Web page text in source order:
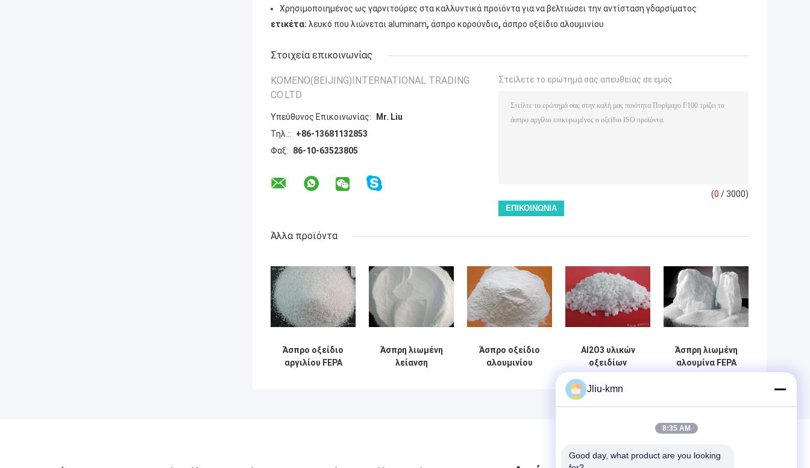
Χρησιμοποιημένος ως γαρνιτούρες στα καλλυντικά προϊόντα για να βελτιώσει την αντίσταση γδαρσίματος
ετικέτα: λευκό που λιώνεται aluminam, άσπρο κορούνδιο, άσπρο οξείδιο αλουμινίου
Στοιχεία επικοινωνίας
KOMENO(BEIJING)INTERNATIONAL TRADING
CO.LTD
Υπεύθυνος Επικοινωνίας:
Mr. Liu
Τηλ.::
+86-13681132853
Φαξ:
86-10-63523805
Στείλετε το ερώτημά σας απευθείας σε εμάς
(0 / 3000)
Άλλα προϊόντα
Άσπρο οξείδιο
αργιλίου FEPA
Άσπρη λιωμένη
λείανση
Άσπρο οξείδιο
αλουμινίου
Al2O3 υλικών
οξειδίων
αργιλίου
35mm/58mm
άσπρα πυρίμαχα
Άσπρη λιωμένη
αλουμίνα FEPA
F8-F220/άσπρο
Jliu-kmn
8:35 AM
Good day, what product are you looking